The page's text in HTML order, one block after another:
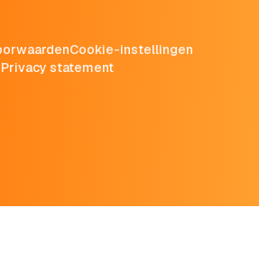
Cookie-instellingen
Privacy statement